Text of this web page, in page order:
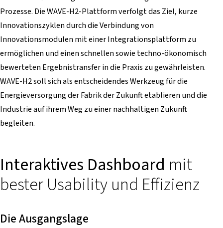
Prozesse. Die WAVE-H2-Plattform verfolgt das Ziel, kurze
Innovationszyklen durch die Verbindung von
Innovationsmodulen mit einer Integrationsplattform zu
ermöglichen und einen schnellen sowie techno-ökonomisch
bewerteten Ergebnistransfer in die Praxis zu gewährleisten.
WAVE-H2 soll sich als entscheidendes Werkzeug für die
Energieversorgung der Fabrik der Zukunft etablieren und die
Industrie auf ihrem Weg zu einer nachhaltigen Zukunft
begleiten.
Interaktives Dashboard mit
bester Usability und Effizienz
Die Ausgangslage